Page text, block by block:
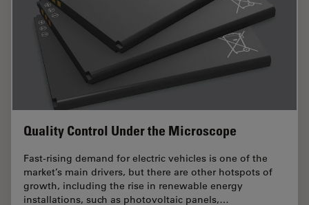
Quality Control Under the Microscope
Fast-rising demand for electric vehicles is one of the
market’s main drivers, but there are other hotspots of
growth, including the rise in renewable energy
installations, such as photovoltaic panels,…